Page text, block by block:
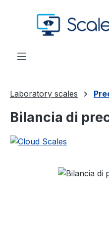
Passa al contenuto
Laboratory scales
Bilancia di
Salta la galleria di immagini